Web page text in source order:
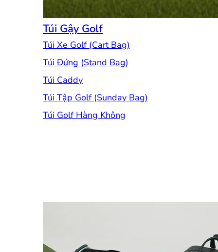
Túi Gậy Golf
Túi Xe Golf (Cart Bag)
Túi Đứng (Stand Bag)
Túi Caddy
Túi Tập Golf (Sunday Bag)
Túi Golf Hàng Không